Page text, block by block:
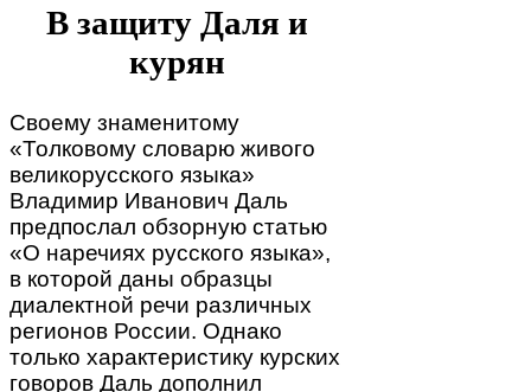
В защиту Даля и
курян
Своему знаменитому
«Толковому словарю живого
великорусского языка»
Владимир Иванович Даль
предпослал обзорную статью
«О наречиях русского языка»,
в которой даны образцы
диалектной речи различных
регионов России. Однако
только характеристику курских
говоров Даль дополнил